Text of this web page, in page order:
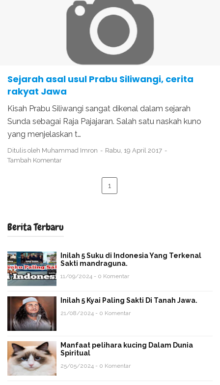
ASAL USUL RAJA JAYABAYA KETURUNAN PRABU SILIWANGI
Sejarah asal usul Prabu Siliwangi, cerita
rakyat Jawa
Kisah Prabu Siliwangi sangat dikenal dalam sejarah
Sunda sebagai Raja Pajajaran. Salah satu naskah kuno
yang menjelaskan t…
Ditulis oleh Muhammad Imron
Rabu, 19 April 2017
Tambah Komentar
1
Berita Terbaru
Inilah 5 Suku di Indonesia Yang Terkenal
Sakti mandraguna.
11/09/2024 - 0 Komentar
Inilah 5 Kyai Paling Sakti Di Tanah Jawa.
21/08/2024 - 0 Komentar
Manfaat pelihara kucing Dalam Dunia
Spiritual
25/05/2024 - 0 Komentar